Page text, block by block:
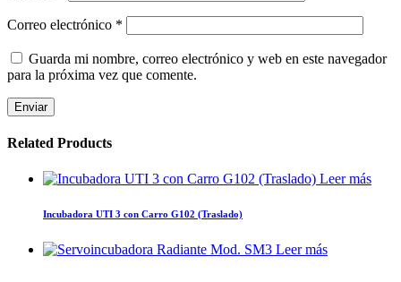
Correo electrónico *
Guarda mi nombre, correo electrónico y web en este navegador
para la próxima vez que comente.
Related Products
Leer más
Incubadora UTI 3 con Carro G102 (Traslado)
Leer más